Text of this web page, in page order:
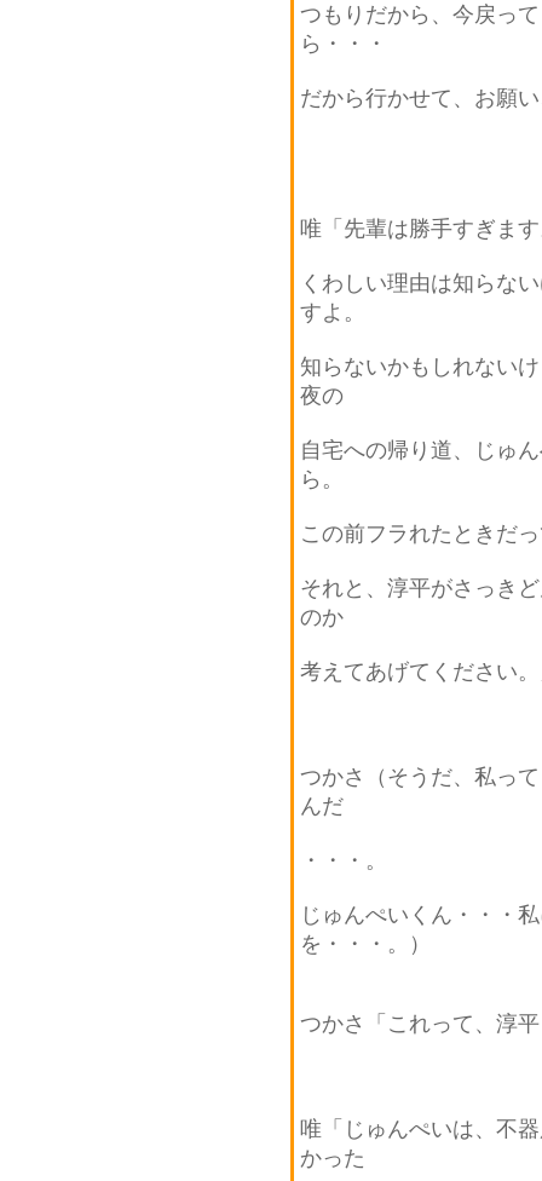
つもりだから、今戻っ
ら・・・
だから行かせて、お願
唯「先輩は勝手すぎま
くわしい理由は知らな
すよ。
知らないかもしれない
夜の
自宅への帰り道、じゅ
ら。
この前フラれたときだ
それと、淳平がさっき
のか
考えてあげてください
つかさ（そうだ、私っ
んだ
・・・。
じゅんぺいくん・・・
を・・・。）
つかさ「これって、淳
唯「じゅんぺいは、不
かった